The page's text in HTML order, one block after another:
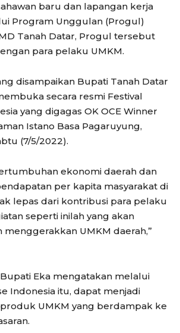
baru dan lapangan kerja
Program Unggulan (Progul)
Tanah Datar, Progul tersebut
para pelaku UMKM.
disampaikan Bupati Tanah Datar
secara resmi Festival
yang digagas OK OCE Winner
Istano Basa Pagaruyung,
(7/5/2022).
ekonomi daerah dan
per kapita masyarakat di
lepas dari kontribusi para pelaku
seperti inilah yang akan
UMKM daerah,”
Eka mengatakan melalui
Indonesia itu, dapat menjadi
UMKM yang berdampak ke